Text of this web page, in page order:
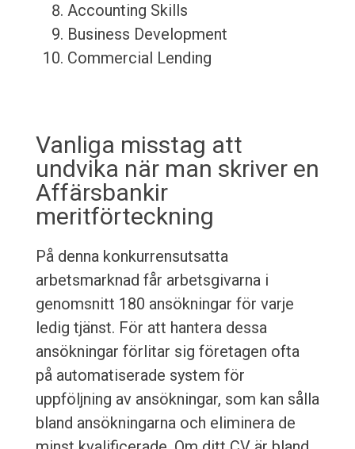
Accounting Skills
Business Development
Commercial Lending
Vanliga misstag att
undvika när man skriver en
Affärsbankir
meritförteckning
På denna konkurrensutsatta
arbetsmarknad får arbetsgivarna i
genomsnitt 180 ansökningar för varje
ledig tjänst. För att hantera dessa
ansökningar förlitar sig företagen ofta
på automatiserade system för
uppföljning av ansökningar, som kan sålla
bland ansökningarna och eliminera de